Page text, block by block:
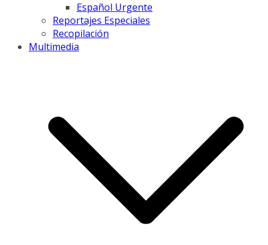
Español Urgente
Reportajes Especiales
Recopilación
Multimedia